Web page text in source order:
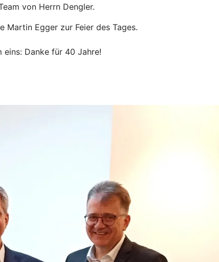
von Herrn Dengler.
Martin Egger zur Feier des Tages.
eins: Danke für 40 Jahre!